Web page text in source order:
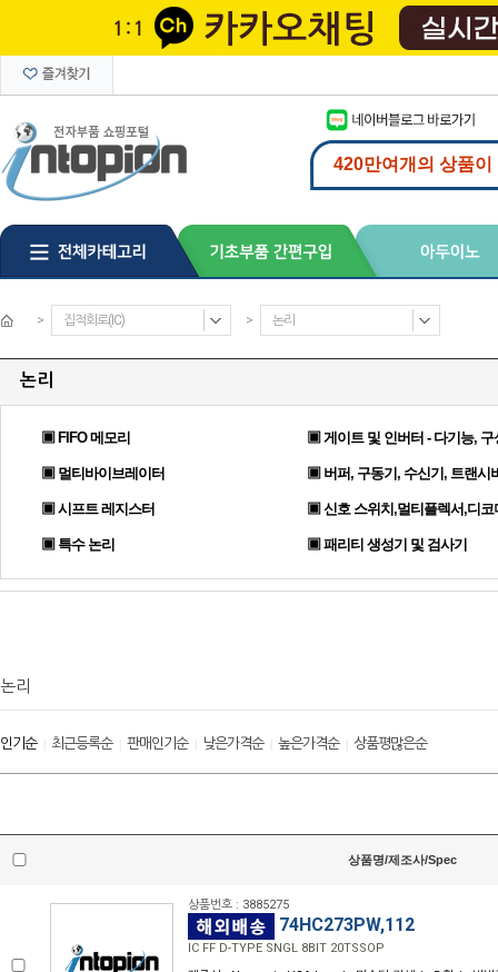
> 집적회로(IC) > 논리
논리
▣ FIFO 메모리 ▣ 게이트 및 인버터 - 다기능, 구
▣ 멀티바이브레이터 ▣ 버퍼, 구동기, 수신기, 트랜시
▣ 시프트 레지스터 ▣ 신호 스위치,멀티플렉서,디코
▣ 특수 논리 ▣ 패리티 생성기 및 검사기
논리
인기순| 최근등록순| 판매인기순| 낮은가격순| 높은가격순| 상품평많은순
상품명/제조사/Spec
상품번호 : 3885275
74HC273PW,112
IC FF D-TYPE SNGL 8BIT 20TSSOP